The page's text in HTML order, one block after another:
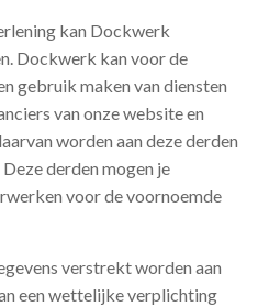
kan Dockwerk
Dockwerk kan voor de
gebruik maken van diensten
van onze website en
worden aan deze derden
derden mogen je
voor de voornoemde
verstrekt worden aan
een wettelijke verplichting